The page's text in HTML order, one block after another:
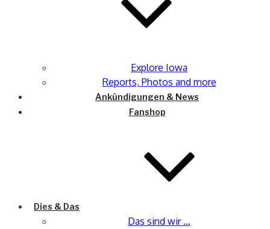
Explore Iowa
Reports, Photos and more
Ankündigungen & News
Fanshop
Dies & Das
Das sind wir …